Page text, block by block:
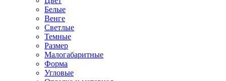
Белые
Венге
Светлые
Темные
Размер
Малогабаритные
Форма
Угловые